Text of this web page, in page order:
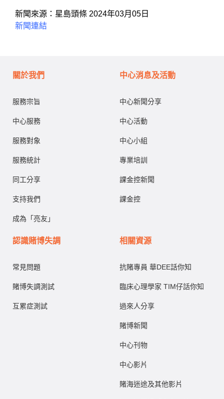
新聞來源： 星島頭條 2024年03月05日
新聞連結
關於我們
服務宗旨
中心服務
服務對象
服務統計
同工分享
支持我們
成為「亮友」
中心消息及活動
中心新聞分享
中心活動
中心小組
專業培訓
課金控新聞
課金控
認識賭博失調
常見問題
賭博失調測試
互累症測試
相關資源
抗賭專員 華DEE話你知
臨床心理學家 TIM仔話你知
過來人分享
賭博新聞
中心刊物
中心影片
賭海迷途及其他影片